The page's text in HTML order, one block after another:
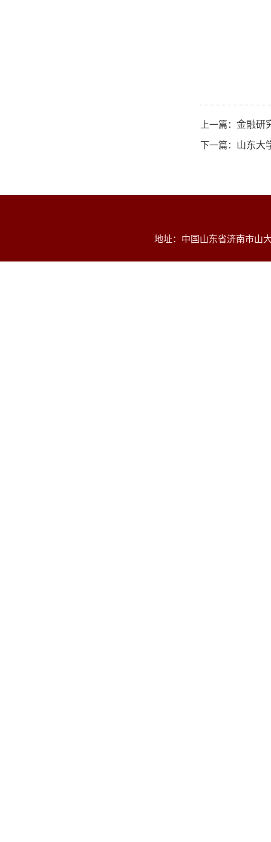
上一篇： 金融研
下一篇： 山东大
地址：中国山东省济南市山